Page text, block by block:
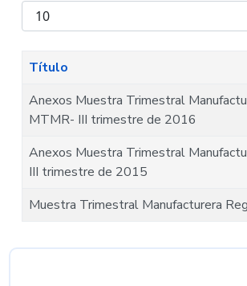
Mostrar
#
Título
Anexos Muestra Trimestral
MTMR- III trimestre de 2016
Anexos Muestra Trimestral
III trimestre de 2015
Muestra Trimestral Manufacturera